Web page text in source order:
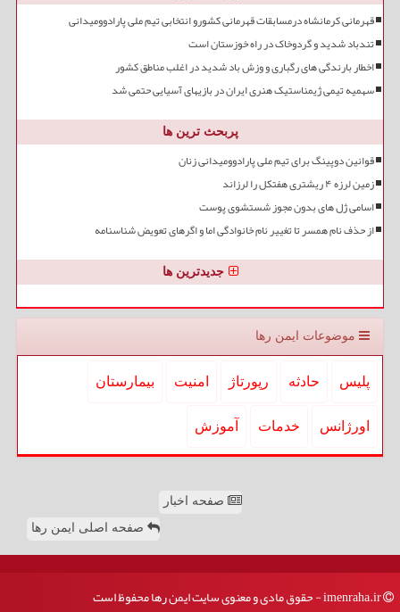
قهرمانی کرمانشاه درمسابقات قهرمانی کشورو انتخابی تیم ملی پارادوومیدانی
تندباد شدید و گردوخاک در راه خوزستان است
اخطار بارندگی های رگباری و وزش باد شدید در اغلب مناطق کشور
سهمیه تیمی ژیمناستیک هنری ایران در بازیهای آسیایی حتمی شد
پربحث ترین ها
قوانین دوپینگ برای تیم ملی پارادوومیدانی زنان
زمین لرزه ۴ ریشتری هفتکل را لرزاند
اسامی ژل های بدون مجوز شستشوی پوست
از حذف نام همسر تا تغییر نام خانوادگی اما و اگرهای تعویض شناسنامه
جدیدترین ها
موضوعات ایمن رها
پلیس حادثه رپورتاژ امنیت بیمارستان
اورژانس خدمات آموزش
صفحه اخبار
صفحه اصلی ایمن رها